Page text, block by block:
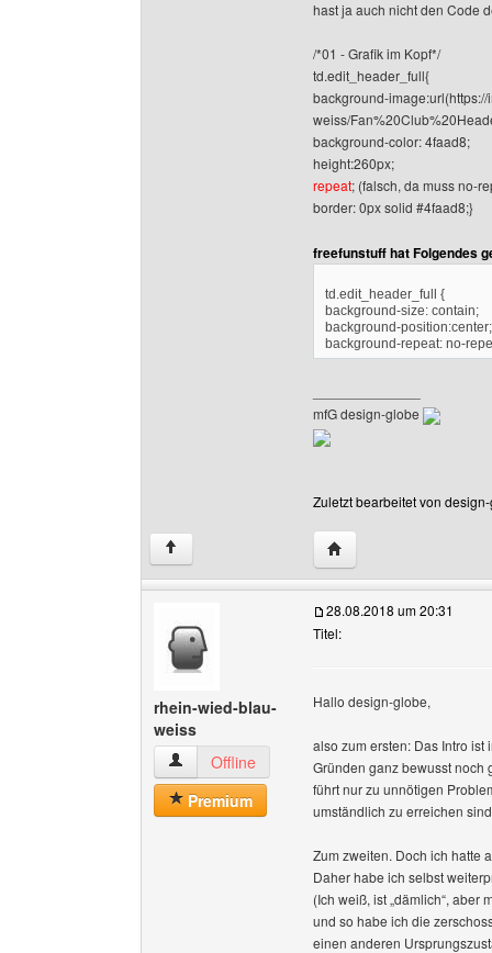
hast ja auch nicht den Code
/*01 - Grafik im Kopf*/
td.edit_header_full{
background-
weiss/
background-color: 4faad8;
height:260px;
repeat; (falsch, da muss no-
border: 0px solid #4faad8;}
freefunstuff hat Folgendes
td.edit_header_full {
background-size: contain;
background-position:center;
background-repeat: no-
mfG design-globe
Zuletzt bearbeitet von
↑ Website dieses
rhein-wied-blau-
weiss
rhein-wied-blau-weiss Benutzer-Profile
Offline
Premium
28.08.2018 um 20:31
Titel:
Hallo design-globe,
also zum ersten: Das Intro
Gründen ganz bewusst noch
führt nur zu unnötigen
umständlich zu erreichen
Zum zweiten. Doch ich hatte
Daher habe ich selbst
(Ich weiß, ist „dämlich“,
und so habe ich die
einen anderen